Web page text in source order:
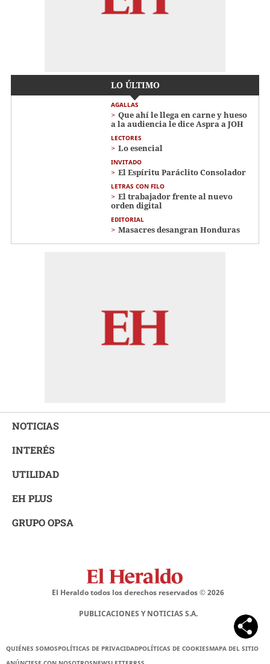
LO ÚLTIMO
AGALLAS
Que ahí le llega en carne y hueso
a la audiencia le dice Aspra a JOH
LECTORES
Lo esencial
INVITADO
El Espíritu Paráclito Consolador
LETRAS CON FILO
El trabajador frente al nuevo
orden digital
EDITORIAL
Masacres desangran Honduras
NOTICIAS
INTERÉS
UTILIDAD
EH PLUS
GRUPO OPSA
El Heraldo todos los derechos reservados ©2026
PUBLICACIONES Y NOTICIAS S.A.
QUIÉNES SOMOSPOLÍTICAS DE PRIVACIDADPOLÍTICAS DE COOKIESMAPA DEL SITIO